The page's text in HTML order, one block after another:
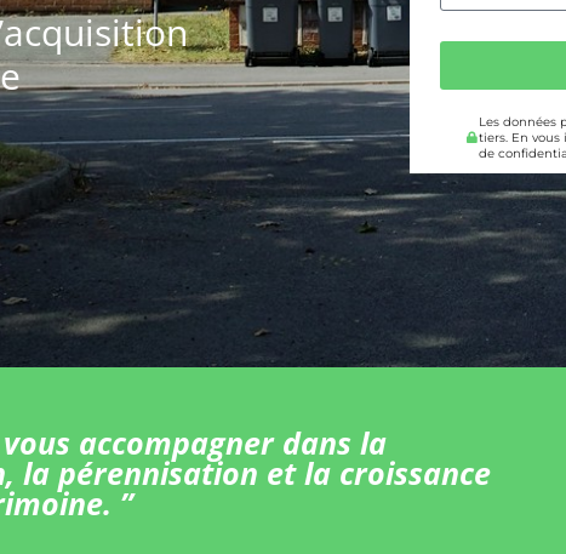
Les données
tiers. En
de
accompagner dans la
la pérennisation et la croissance
”